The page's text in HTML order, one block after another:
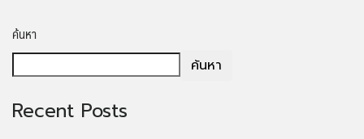
ค้นหา
ค้นหา
Recent Posts